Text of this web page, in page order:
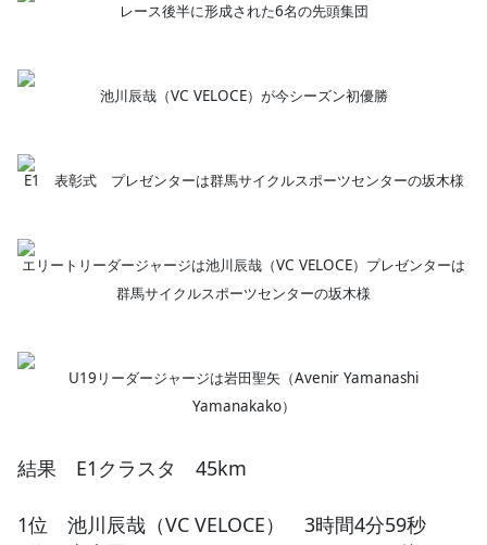
レース後半に形成された6名の先頭集団
池川辰哉（VC VELOCE）が今シーズン初優勝
E1 表彰式 プレゼンターは群馬サイクルスポーツセンターの坂木様
エリートリーダージャージは池川辰哉（VC VELOCE）プレゼンターは
群馬サイクルスポーツセンターの坂木様
U19リーダージャージは岩田聖矢（Avenir Yamanashi
Yamanakako）
結果 E1クラスタ 45km
1位 池川辰哉（VC VELOCE） 3時間4分59秒